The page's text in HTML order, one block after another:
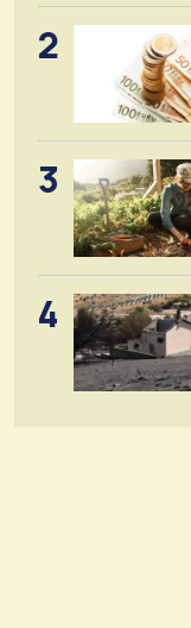
2
3
4